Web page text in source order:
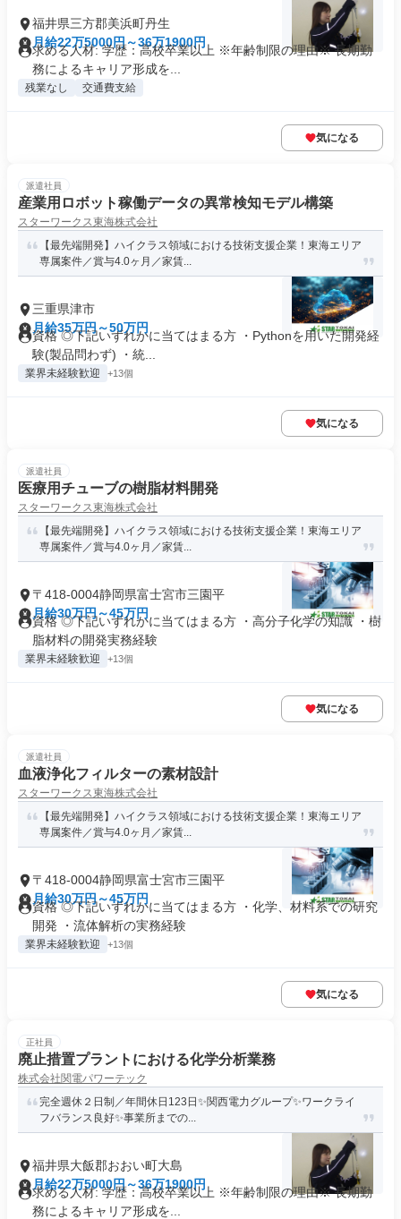
福井県三方郡美浜町丹生
月給22万5000円～36万1900円
求める人材: 学歴：高校卒業以上 ※年齢制限の理由※ 長期勤
務によるキャリア形成を...
残業なし 交通費支給
気になる
派遣社員
産業用ロボット稼働データの異常検知モデル構築
スターワークス東海株式会社
【最先端開発】ハイクラス領域における技術支援企業！東海エリア
専属案件／賞与4.0ヶ月／家賃...
三重県津市
月給35万円～50万円
資格 ◎下記いずれかに当てはまる方 ・Pythonを用いた開発経
験(製品問わず) ・統...
業界未経験歓迎 +13個
気になる
派遣社員
医療用チューブの樹脂材料開発
スターワークス東海株式会社
【最先端開発】ハイクラス領域における技術支援企業！東海エリア
専属案件／賞与4.0ヶ月／家賃...
〒418-0004静岡県富士宮市三園平
月給30万円～45万円
資格 ◎下記いずれかに当てはまる方 ・高分子化学の知識 ・樹
脂材料の開発実務経験
業界未経験歓迎 +13個
気になる
派遣社員
血液浄化フィルターの素材設計
スターワークス東海株式会社
【最先端開発】ハイクラス領域における技術支援企業！東海エリア
専属案件／賞与4.0ヶ月／家賃...
〒418-0004静岡県富士宮市三園平
月給30万円～45万円
資格 ◎下記いずれかに当てはまる方 ・化学、材料系での研究
開発 ・流体解析の実務経験
業界未経験歓迎 +13個
気になる
正社員
廃止措置プラントにおける化学分析業務
株式会社関電パワーテック
完全週休２日制／年間休日123日✨関西電力グループ✨ワークライ
フバランス良好✨事業所までの...
福井県大飯郡おおい町大島
月給22万5000円～36万1900円
求める人材: 学歴：高校卒業以上 ※年齢制限の理由※ 長期勤
務によるキャリア形成を...